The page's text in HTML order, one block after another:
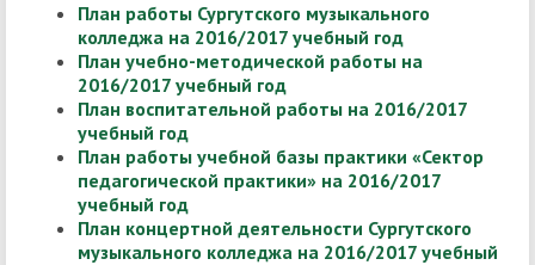
План работы Сургутского музыкального
колледжа на 2016/2017 учебный год
План учебно-методической работы на
2016/2017 учебный год
План воспитательной работы на 2016/2017
учебный год
План работы учебной базы практики «Сектор
педагогической практики» на 2016/2017
учебный год
План концертной деятельности Сургутского
музыкального колледжа на 2016/2017 учебный